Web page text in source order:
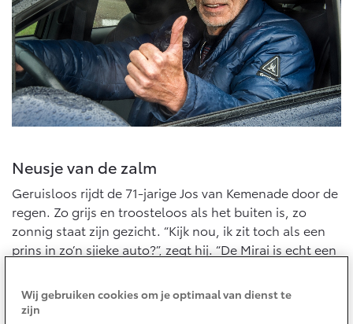
Vanaf € 33.495,- Vanaf € 35.495,-
Corolla Cross
Vanaf € 39.995,-
Toyota C-HR
Vanaf € 36.495,-
Toyota C-HR+
BATTERIJ-ELEKTRISCH
RAV4
Toyota Pechhulp
Schade & Glasherstel
10 jaar Toyota garantie
10 jaar batterijgarantie
Toyota fabrieksgarantie
Onderdelen & Accessoires
Onderdelen
Accessoires
Banden
Connected
Oplaadservice
Thuislaadpakketten
Laadpas
Energie en slim laden
Verzekeren
Toyota Autoverzekering
Toyota Hybride Autoverzekering
Financial Lease
Operational Lease
Bedrijfswagens
Financieren of leasen
Verzekeren
Vraag een brochure aan
Bekijk de verwachte modellen
Neusje van de zalm
Geruisloos rijdt de 71-jarige Jos van Kemenade door de
regen. Zo grijs en troosteloos als het buiten is, zo
zonnig staat zijn gezicht. “Kijk nou, ik zit toch als een
prins in zo’n sjieke auto?”, zegt hij. “De Mirai is echt een
jaar word ik er nog steeds blij van, elke keer. Dit is echt
het neusje van de zalm.”
Wij gebruiken cookies om je optimaal van dienst te
zijn